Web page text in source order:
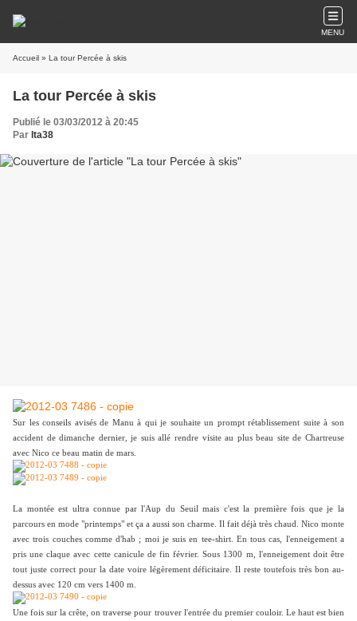
MENU
Accueil » La tour Percée à skis
La tour Percée à skis
Publié le 03/03/2012 à 20:45
Par lta38
Sur les conseils avisés de Manu à qui je souhaite un prompt rétablissement suite à son
accident de dimanche dernier, je suis allé rendre visite au plus beau site de Chartreuse
avec Nico ce beau matin de mars.
La montée est ultra connue par l'Aup du Seuil mais c'est la première fois que je la
parcours en mode "printemps" et ça a aussi son charme. Il fait déjà très chaud. Nico monte
avec trois couches comme d'hab ; moi je suis en tee-shirt. En tous cas, l'enneigement a
pris une claque avec cette canicule de fin février. Sous 1300 m, l'enneigement doit être
tout juste correct pour la date voire légèrement déficitaire. Il reste toutefois très bon au-
dessus avec 120 cm vers 1400 m.
Une fois sur la crête, on traverse pour trouver l'entrée du premier couloir. Le haut est bien